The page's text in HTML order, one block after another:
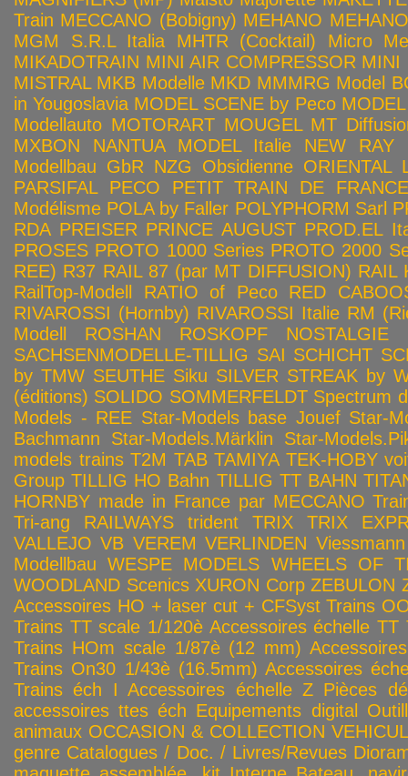
Train MECCANO (Bobigny) MEHANO
MGM S.R.L Italia
MHTR (Cocktail)
Micro
MIKADOTRAIN MINI AIR COMPRESSOR MINI
MISTRAL MKB Modelle MKD MMMRG Model
in Yougoslavia MODEL SCENE by Peco
Modellauto MOTORART MOUGEL MT
MXBON
NANTUA MODEL Italie NEW RAY
Modellbau GbR NZG Obsidienne ORIENTAL
PARSIFAL
PECO
PETIT TRAIN DE FRANCE
Modélisme POLA by Faller POLYPHORM Sarl
RDA PREISER PRINCE AUGUST PROD.EL
PROSES PROTO 1000 Series PROTO 2000
REE) R37 RAIL 87 (par MT DIFFUSION) RAIL
RailTop-Modell
RATIO of Peco
RED
RIVAROSSI (Hornby) RIVAROSSI Italie RM
Modell
ROSHAN ROSKOPF NOSTALGIE
SACHSENMODELLE-TILLIG SAI SCHICHT
by TMW SEUTHE Siku SILVER STREAK by
(éditions) SOLIDO SOMMERFELDT Spectrum
Models - REE Star-Models base Jouef Star-
Bachmann
Star-Models.Märklin
Star-
models trains T2M TAB TAMIYA TEK-HOBY
Group TILLIG HO Bahn TILLIG TT BAHN
HORNBY made in France par MECCANO
Tri-ang RAILWAYS
trident TRIX
TRIX
VALLEJO VB VEREM VERLINDEN Viessmann
Modellbau WESPE MODELS WHEELS OF
WOODLAND Scenics XURON Corp ZEBULON
Accessoires HO + laser cut + CFSyst Trains
Trains TT scale 1/120è Accessoires échelle TT
Trains HOm scale 1/87è (12 mm)
Trains On30 1/43è (16.5mm) Accessoires
Trains éch I Accessoires échelle Z Pièces
accessoires ttes éch Equipements digital
animaux OCCASION & COLLECTION
genre Catalogues / Doc. / Livres/Revues